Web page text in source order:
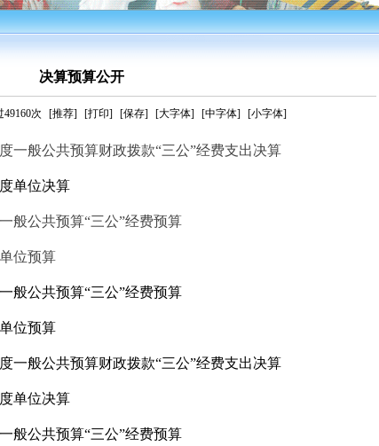
决算预算公开
次 [推荐] [打印] [保存] [大字体] [中字体] [小字体]
一般公共预算财政拨款“三公”经费支出决算
单位决算
般公共预算“三公”经费预算
位预算
般公共预算“三公”经费预算
位预算
一般公共预算财政拨款“三公”经费支出决算
单位决算
般公共预算“三公”经费预算